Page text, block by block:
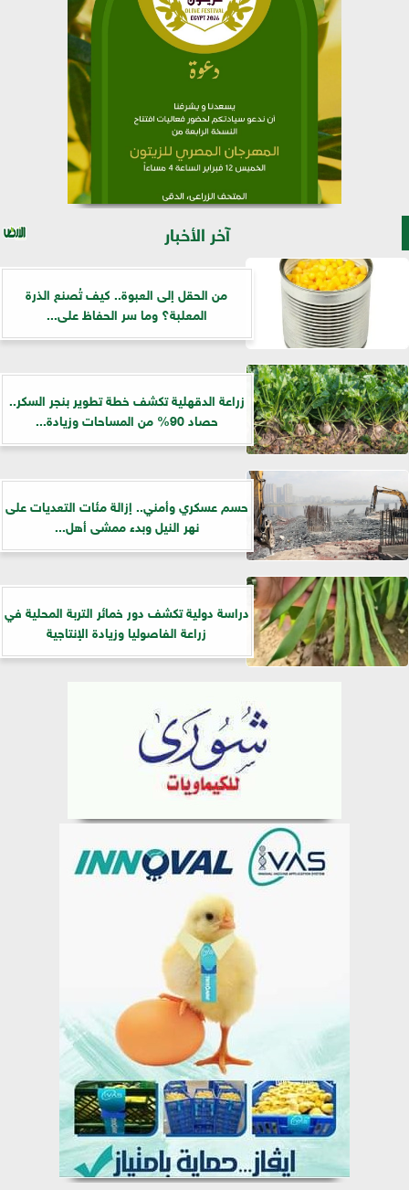
آخر الأخبار
من الحقل إلى العبوة.. كيف تُصنع الذرة
المعلبة؟ وما سر الحفاظ على...
زراعة الدقهلية تكشف خطة تطوير بنجر السكر..
حصاد 90% من المساحات وزيادة...
حسم عسكري وأمني.. إزالة مئات التعديات على
نهر النيل وبدء ممشى أهل...
دراسة دولية تكشف دور خمائر التربة المحلية في
زراعة الفاصوليا وزيادة الإنتاجية